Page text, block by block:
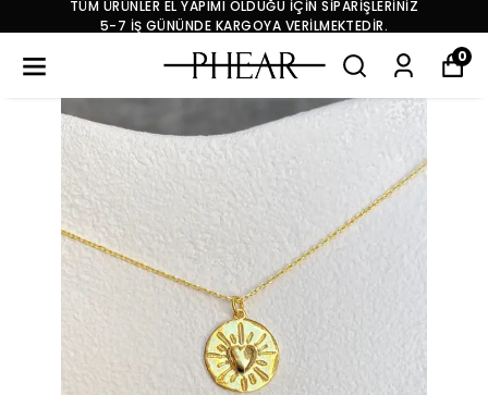
TÜM ÜRÜNLER EL YAPIMI OLDUĞU İÇİN SİPARİŞLERİNİZ
5-7 İŞ GÜNÜNDE KARGOYA VERİLMEKTEDİR.
0